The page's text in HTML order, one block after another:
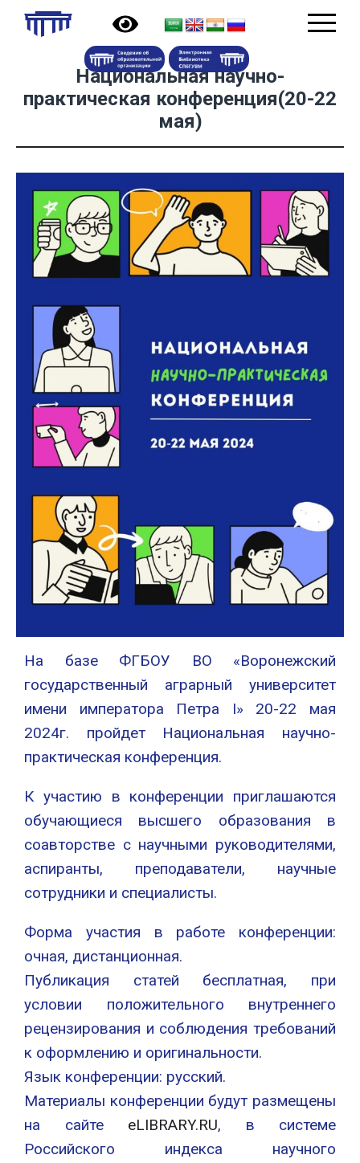
Национальная научно-
практическая конференция(20-22
мая)
На базе ФГБОУ ВО «Воронежский
государственный аграрный университет
имени императора Петра I» 20-22 мая
2024г. пройдет Национальная научно-
практическая конференция.
К участию в конференции приглашаются
обучающиеся высшего образования в
соавторстве с научными руководителями,
аспиранты, преподаватели, научные
сотрудники и специалисты.
Форма участия в работе конференции:
очная, дистанционная.
Публикация статей бесплатная, при
условии положительного внутреннего
рецензирования и соблюдения требований
к оформлению и оригинальности.
Язык конференции: русский.
Материалы конференции будут размещены
на сайте eLIBRARY.RU, в системе
Российского индекса научного